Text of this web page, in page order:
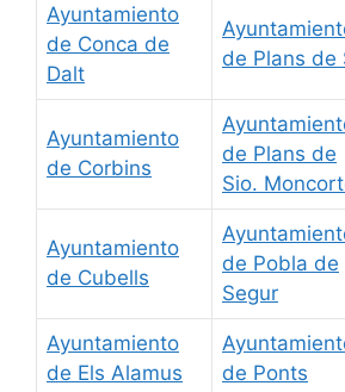
Ayuntamiento
de Conca de
Dalt
de Plans de
Ayuntamiento
de Corbins
de Plans de
Sio.
Ayuntamiento
de Cubells
de Pobla de
Segur
Ayuntamiento
de Els Alamus
de Ponts